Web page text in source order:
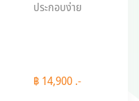
ประกอบง่าย
฿ 14,900 .-